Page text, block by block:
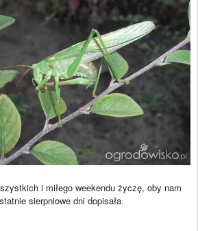
i miłego weekendu życzę, oby nam
sierpniowe dni dopisała.